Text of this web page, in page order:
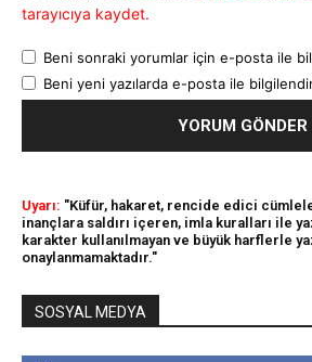
tarayıcıya kaydet.
Beni sonraki yorumlar için e-posta ile
Beni yeni yazılarda e-posta ile
Uyarı: "Küfür, hakaret, rencide edici
inançlara saldırı içeren, imla kuralları ile
karakter kullanılmayan ve büyük harflerle
onaylanmamaktadır."
SOSYAL MEDYA